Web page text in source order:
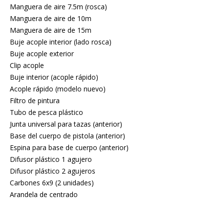
Manguera de aire 7.5m (rosca)
Manguera de aire de 10m
Manguera de aire de 15m
Buje acople interior (lado rosca)
Buje acople exterior
Clip acople
Buje interior (acople rápido)
Acople rápido (modelo nuevo)
Filtro de pintura
Tubo de pesca plástico
Junta universal para tazas (anterior)
Base del cuerpo de pistola (anterior)
Espina para base de cuerpo (anterior)
Difusor plástico 1 agujero
Difusor plástico 2 agujeros
Carbones 6x9 (2 unidades)
Arandela de centrado